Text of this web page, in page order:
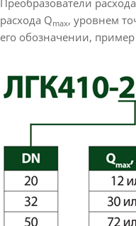
расхода Qmax, уровнем
его обозначении,